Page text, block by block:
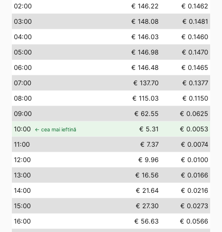
02:00 € 146.22
€ 0.1462
03:00 € 148.08
€ 0.1481
04:00 € 146.03
€ 0.1460
05:00 € 146.98
€ 0.1470
06:00 € 146.48
€ 0.1465
07:00 € 137.70
€ 0.1377
08:00 € 115.03
€ 0.1150
09:00 € 62.55
€ 0.0625
10:00 ← cea mai ieftină € 5.31
€ 0.0053
11:00 € 7.37
€ 0.0074
12:00 € 9.96
€ 0.0100
13:00 € 16.56
€ 0.0166
14:00 € 21.64
€ 0.0216
15:00 € 27.30
€ 0.0273
16:00 € 56.63
€ 0.0566